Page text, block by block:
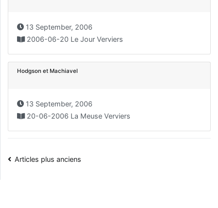
13 September, 2006
2006-06-20 Le Jour Verviers
Hodgson et Machiavel
13 September, 2006
20-06-2006 La Meuse Verviers
Navigation
Articles plus anciens